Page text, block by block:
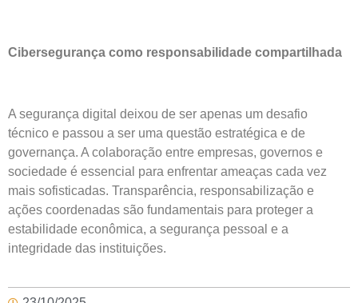
Cibersegurança como responsabilidade compartilhada
A segurança digital deixou de ser apenas um desafio
técnico e passou a ser uma questão estratégica e de
governança. A colaboração entre empresas, governos e
sociedade é essencial para enfrentar ameaças cada vez
mais sofisticadas. Transparência, responsabilização e
ações coordenadas são fundamentais para proteger a
estabilidade econômica, a segurança pessoal e a
integridade das instituições.